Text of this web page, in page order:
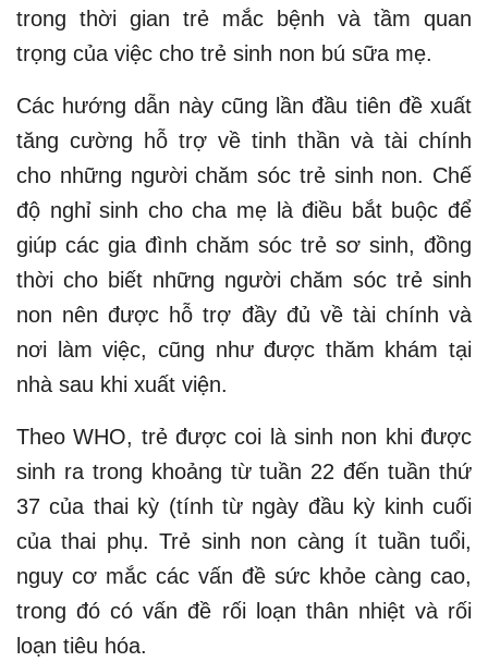
trong thời gian trẻ mắc bệnh và tầm quan
trọng của việc cho trẻ sinh non bú sữa mẹ.
Các hướng dẫn này cũng lần đầu tiên đề xuất
tăng cường hỗ trợ về tinh thần và tài chính
cho những người chăm sóc trẻ sinh non. Chế
độ nghỉ sinh cho cha mẹ là điều bắt buộc để
giúp các gia đình chăm sóc trẻ sơ sinh, đồng
thời cho biết những người chăm sóc trẻ sinh
non nên được hỗ trợ đầy đủ về tài chính và
nơi làm việc, cũng như được thăm khám tại
nhà sau khi xuất viện.
Theo WHO, trẻ được coi là sinh non khi được
sinh ra trong khoảng từ tuần 22 đến tuần thứ
37 của thai kỳ (tính từ ngày đầu kỳ kinh cuối
của thai phụ. Trẻ sinh non càng ít tuần tuổi,
nguy cơ mắc các vấn đề sức khỏe càng cao,
trong đó có vấn đề rối loạn thân nhiệt và rối
loạn tiêu hóa.